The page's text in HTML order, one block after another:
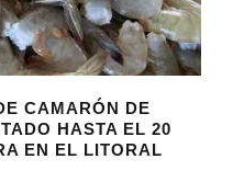
CAMARÓN DE
HASTA EL 20
EN EL LITORAL